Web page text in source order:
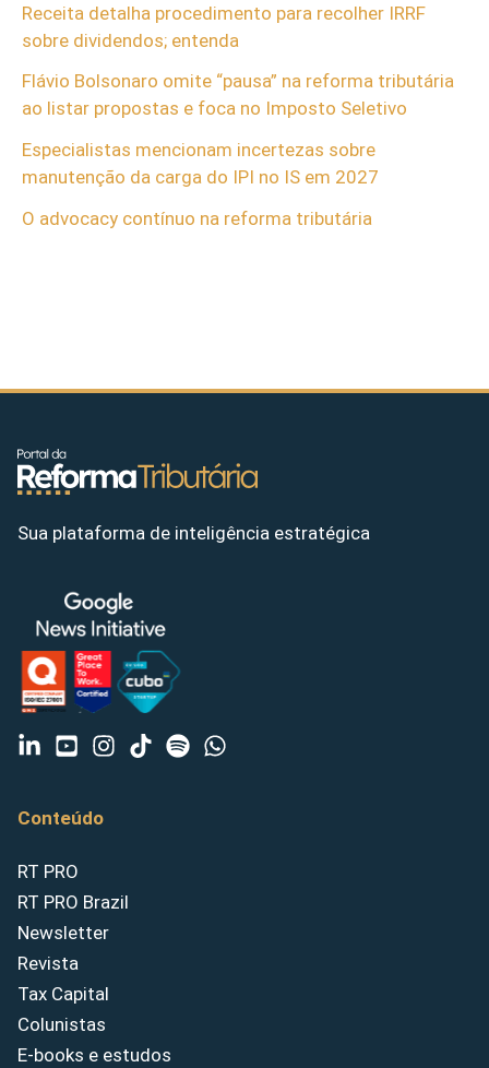
Receita detalha procedimento para recolher IRRF
sobre dividendos; entenda
Flávio Bolsonaro omite “pausa” na reforma tributária
ao listar propostas e foca no Imposto Seletivo
Especialistas mencionam incertezas sobre
manutenção da carga do IPI no IS em 2027
O advocacy contínuo na reforma tributária
Sua plataforma de inteligência estratégica
Conteúdo
RT PRO
RT PRO Brazil
Newsletter
Revista
Tax Capital
Colunistas
E-books e estudos